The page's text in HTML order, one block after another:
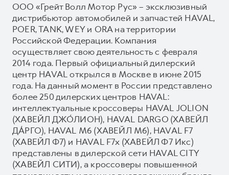
ООО «Грейт Волл Мотор Рус» – эксклюзивный
дистрибьютор автомобилей и запчастей HAVAL,
POER, TANK, WEY и ORA на территории
Российской Федерации. Компания
осуществляет свою деятельность с февраля
2014 года. Первый официальный дилерский
центр HAVAL открылся в Москве в июне 2015
года. На данный момент в России представлено
более 250 дилерских центров HAVAL:
интеллектуальные кроссоверы HAVAL JOLION
(ХАВЕЙЛ ДЖО́ЛИОН), HAVAL DARGO (ХАВЕЙЛ
ДА́РГО), HAVAL М6 (ХАВЕЙЛ M6), HAVAL F7
(ХАВЕЙЛ Ф7) и HAVAL F7x (ХАВЕЙЛ Ф7 Икс)
представлены в дилерской сети HAVAL CITY
(ХАВЕЙЛ СИТИ), а кроссоверы повышенной